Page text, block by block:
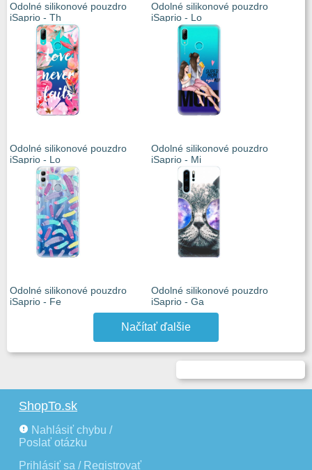
Odolné silikonové pouzdro
iSaprio - Th
Odolné silikonové pouzdro
iSaprio - Lo
Odolné silikonové pouzdro
iSaprio - Lo
Odolné silikonové pouzdro
iSaprio - Mi
Odolné silikonové pouzdro
iSaprio - Fe
Odolné silikonové pouzdro
iSaprio - Ga
Načítať ďalšie
ShopTo.sk
Nahlásiť chybu /
Poslať otázku
Prihlásiť sa / Registrovať